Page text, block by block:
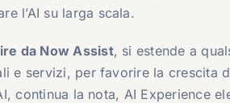
l’AI su larga scala.
da Now Assist, si estende a
e servizi, per favorire la crescita
continua la nota, AI Experience